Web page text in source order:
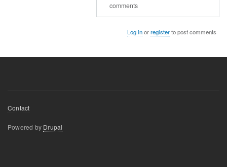
dhchoi
comments
Log inorregisterto post comments
Footer
Contact
Powered by Drupal